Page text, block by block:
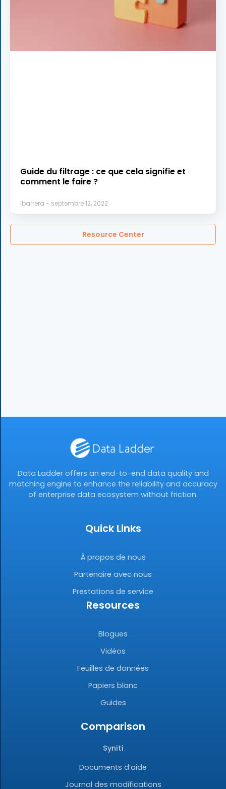
Guide du filtrage : ce que cela signifie et
comment le faire ?
lbarrera septembre 12, 2022
Resource Center
Data Ladder offers an end-to-end data quality and
matching engine to enhance the reliability and accuracy
of enterprise data ecosystem without friction.
Quick Links
À propos de nous
Partenaire avec nous
Prestations de service
Resources
Blogues
Vidéos
Feuilles de données
Papiers blanc
Guides
Comparison
Syniti
Documents d’aide
Journal des modifications